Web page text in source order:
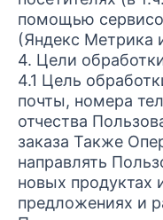
помощью
(Яндекс Метрика
4. Цели
4.1 Цель
почты, номера
отчества
заказа Также
направлять
новых продуктах
предложениях и